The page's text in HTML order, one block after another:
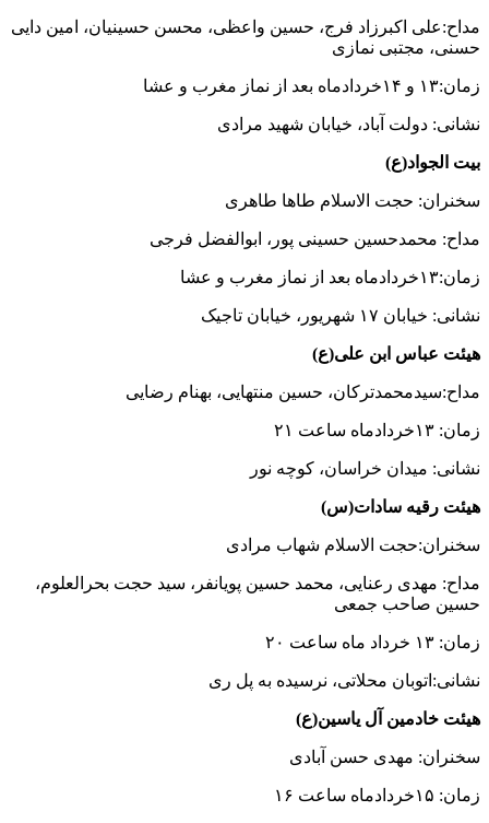
مداح:علی اکبرزاد فرج، حسین واعظی، محسن حسینیان، امین دایی
حسنی، مجتبی نمازی
زمان:۱۳ و ۱۴خردادماه بعد از نماز مغرب و عشا
نشانی: دولت آباد، خیابان شهید مرادی
بیت الجواد(ع)
سخنران: حجت الاسلام طاها طاهری
مداح: محمدحسین حسینی پور، ابوالفضل فرجی
زمان:۱۳خردادماه بعد از نماز مغرب و عشا
نشانی: خیابان ۱۷ شهریور، خیابان تاجیک
هیئت عباس ابن علی(ع)
مداح:سیدمحمدترکان، حسین منتهایی، بهنام رضایی
زمان: ۱۳خردادماه ساعت ۲۱
نشانی: میدان خراسان، کوچه نور
هیئت رقیه سادات(س)
سخنران:حجت الاسلام شهاب مرادی
مداح: مهدی رعنایی، محمد حسین پویانفر، سید حجت بحرالعلوم،
حسین صاحب جمعی
زمان: ۱۳ خرداد ماه ساعت ۲۰
نشانی:اتوبان محلاتی، نرسیده به پل ری
هیئت خادمین آل یاسین(ع)
سخنران: مهدی حسن آبادی
زمان: ۱۵خردادماه ساعت ۱۶